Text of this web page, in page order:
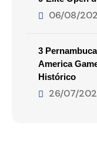
06/08/
3
America
Histórico
26/07/